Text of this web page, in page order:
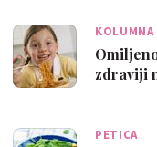
KOLUMNA
zdraviji
PETICA